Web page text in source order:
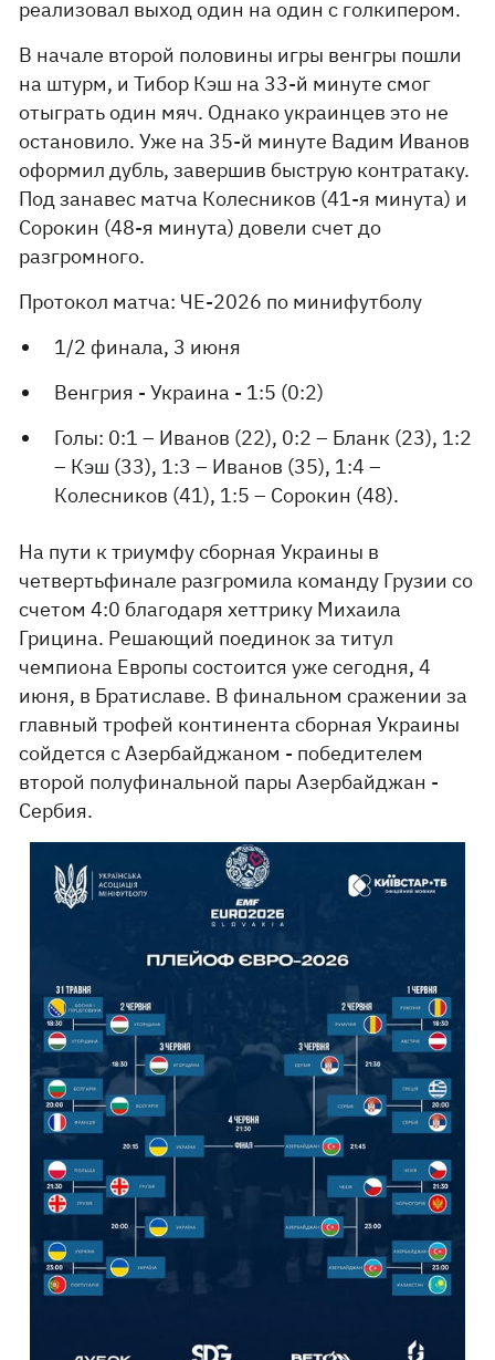
реализовал выход один на один с голкипером.
В начале второй половины игры венгры пошли
на штурм, и Тибор Кэш на 33-й минуте смог
отыграть один мяч. Однако украинцев это не
остановило. Уже на 35-й минуте Вадим Иванов
оформил дубль, завершив быструю контратаку.
Под занавес матча Колесников (41-я минута) и
Сорокин (48-я минута) довели счет до
разгромного.
Протокол матча: ЧЕ-2026 по минифутболу
1/2 финала, 3 июня
Венгрия - Украина - 1:5 (0:2)
Голы: 0:1 – Иванов (22), 0:2 – Бланк (23), 1:2
– Кэш (33), 1:3 – Иванов (35), 1:4 –
Колесников (41), 1:5 – Сорокин (48).
На пути к триумфу сборная Украины в
четвертьфинале разгромила команду Грузии со
счетом 4:0 благодаря хеттрику Михаила
Грицина. Решающий поединок за титул
чемпиона Европы состоится уже сегодня, 4
июня, в Братиславе. В финальном сражении за
главный трофей континента сборная Украины
сойдется с Азербайджаном - победителем
второй полуфинальной пары Азербайджан -
Сербия.